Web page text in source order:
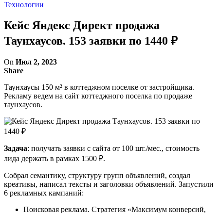
Технологии
Кейс Яндекс Директ продажа
Таунхаусов. 153 заявки по 1440 ₽
On Июл 2, 2023
Share
Таунхаусы 150 м² в коттеджном поселке от застройщика.
Рекламу ведем на сайт коттеджного поселка по продаже
таунхаусов.
Задача: получать заявки с сайта от 100 шт./мес., стоимость
лида держать в рамках 1500 ₽.
Собрал семантику, структуру групп объявлений, создал
креативы, написал тексты и заголовки объявлений. Запустили
6 рекламных кампаний:
Поисковая реклама. Стратегия «Максимум конверсий,